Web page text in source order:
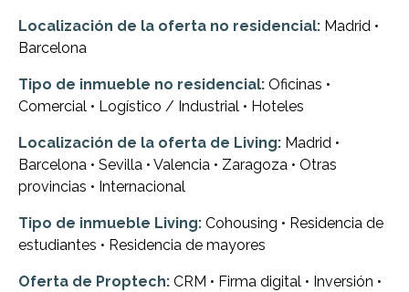
Localización de la oferta no residencial: Madrid •
Barcelona
Tipo de inmueble no residencial: Oficinas •
Comercial • Logístico / Industrial • Hoteles
Localización de la oferta de Living: Madrid •
Barcelona • Sevilla • Valencia • Zaragoza • Otras
provincias • Internacional
Tipo de inmueble Living: Cohousing • Residencia de
estudiantes • Residencia de mayores
Oferta de Proptech: CRM • Firma digital • Inversión •